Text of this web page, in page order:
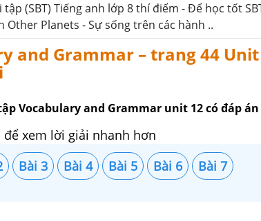
tập (SBT) Tiếng anh lớp 8 thí điểm - Để học tốt
Other Planets - Sự sống trên các hành ..
and Grammar – trang 44 Unit
Vocabulary and Grammar unit 12 có đáp
để xem lời giải nhanh hơn
Bài 3 Bài 4 Bài 5 Bài 6 Bài 7